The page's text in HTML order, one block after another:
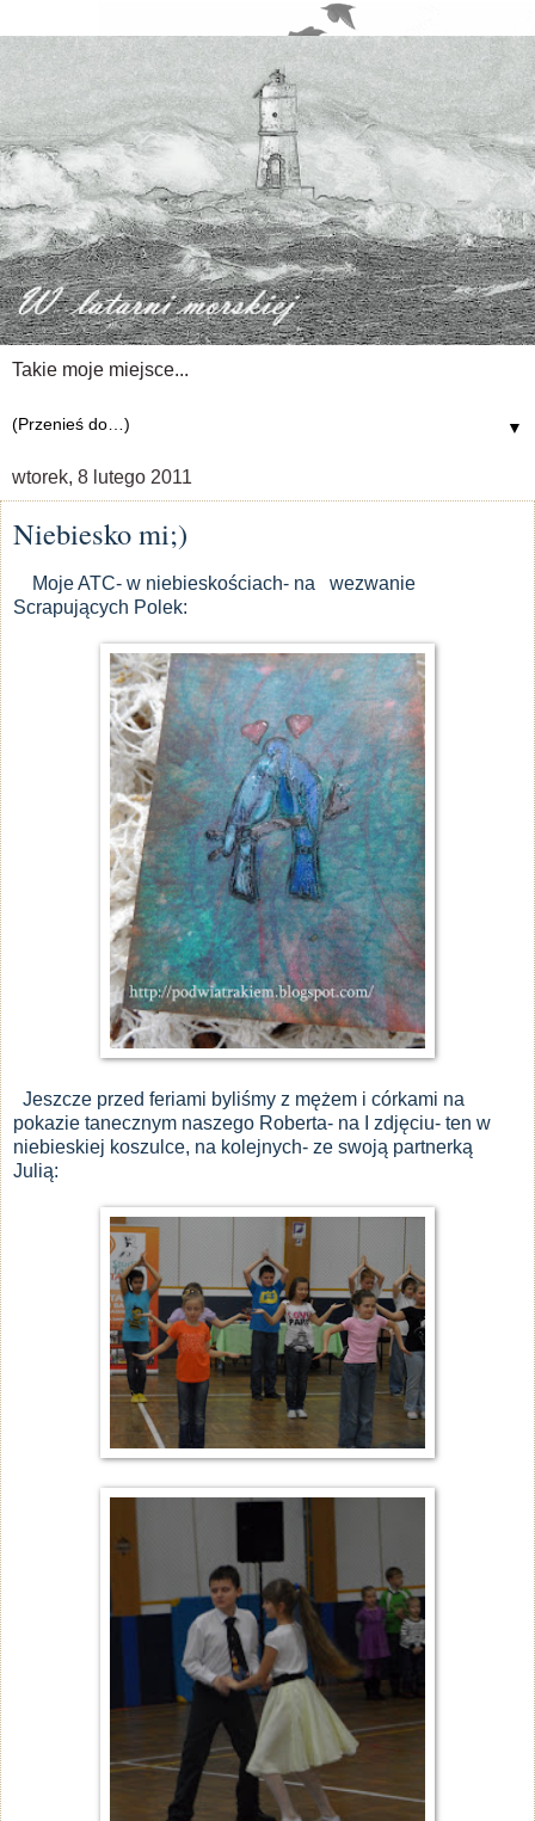
Takie moje miejsce...
▼
wtorek, 8 lutego 2011
Niebiesko mi;)
Moje ATC- w niebieskościach- na wezwanie
Scrapujących Polek:
Jeszcze przed feriami byliśmy z mężem i córkami na
pokazie tanecznym naszego Roberta- na I zdjęciu- ten w
niebieskiej koszulce, na kolejnych- ze swoją partnerką
Julią: